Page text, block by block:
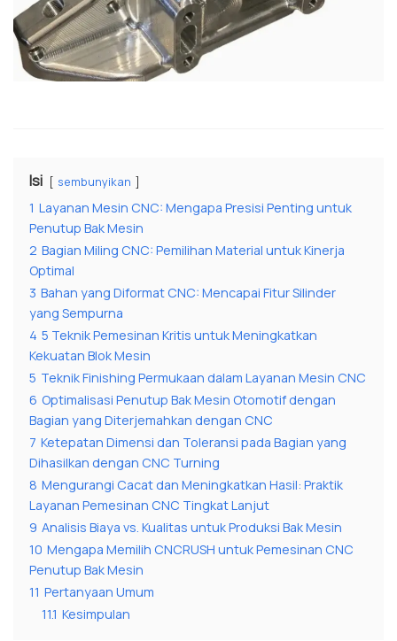
Isi sembunyikan
1 Layanan Mesin CNC: Mengapa Presisi Penting untuk
Penutup Bak Mesin
2 Bagian Miling CNC: Pemilihan Material untuk Kinerja
Optimal
3 Bahan yang Diformat CNC: Mencapai Fitur Silinder
yang Sempurna
4 5 Teknik Pemesinan Kritis untuk Meningkatkan
Kekuatan Blok Mesin
5 Teknik Finishing Permukaan dalam Layanan Mesin CNC
6 Optimalisasi Penutup Bak Mesin Otomotif dengan
Bagian yang Diterjemahkan dengan CNC
7 Ketepatan Dimensi dan Toleransi pada Bagian yang
Dihasilkan dengan CNC Turning
8 Mengurangi Cacat dan Meningkatkan Hasil: Praktik
Layanan Pemesinan CNC Tingkat Lanjut
9 Analisis Biaya vs. Kualitas untuk Produksi Bak Mesin
10 Mengapa Memilih CNCRUSH untuk Pemesinan CNC
Penutup Bak Mesin
11 Pertanyaan Umum
11.1 Kesimpulan